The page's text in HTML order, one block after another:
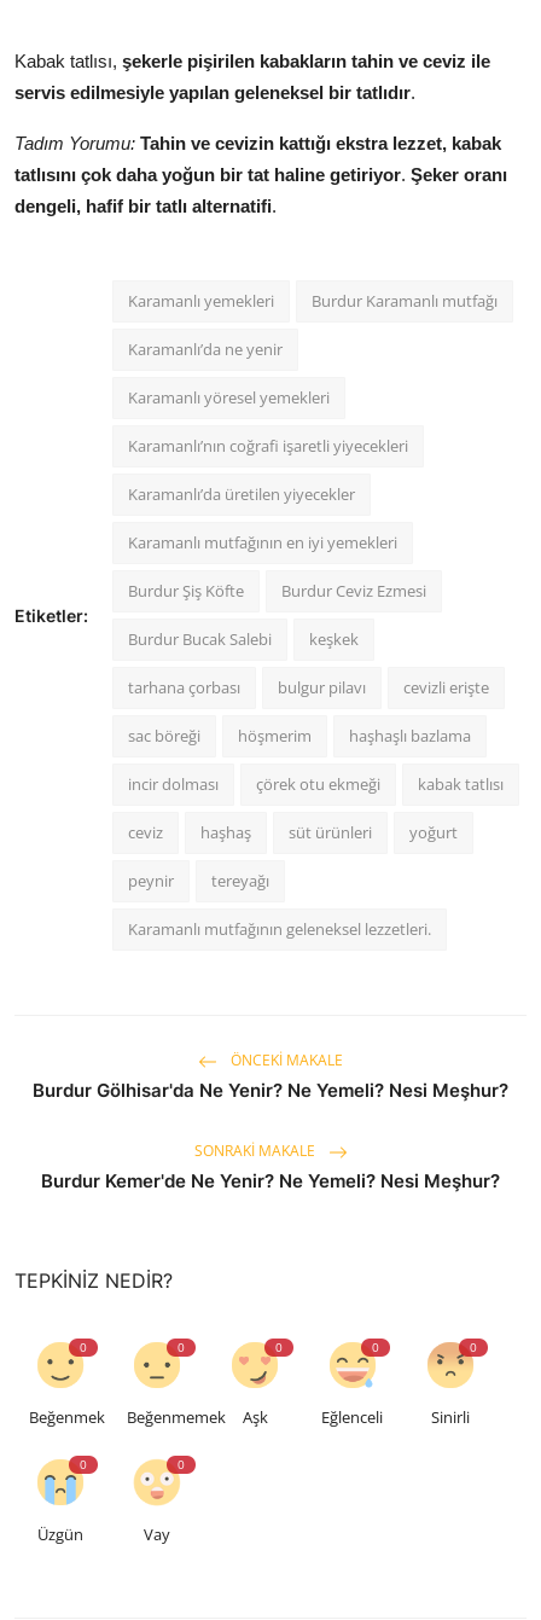
Kabak tatlısı, şekerle pişirilen kabakların tahin ve ceviz ile
servis edilmesiyle yapılan geleneksel bir tatlıdır.
Tadım Yorumu: Tahin ve cevizin kattığı ekstra lezzet, kabak
tatlısını çok daha yoğun bir tat haline getiriyor. Şeker oranı
dengeli, hafif bir tatlı alternatifi.
Etiketler:
Karamanlı yemekleri Burdur Karamanlı mutfağı
Karamanlı’da ne yenir
Karamanlı yöresel yemekleri
Karamanlı’nın coğrafi işaretli yiyecekleri
Karamanlı’da üretilen yiyecekler
Karamanlı mutfağının en iyi yemekleri
Burdur Şiş Köfte Burdur Ceviz Ezmesi
Burdur Bucak Salebi keşkek
tarhana çorbası bulgur pilavı cevizli erişte
sac böreği höşmerim haşhaşlı bazlama
incir dolması çörek otu ekmeği kabak tatlısı
ceviz haşhaş süt ürünleri yoğurt
peynir tereyağı
Karamanlı mutfağının geleneksel lezzetleri.
ÖNCEKI MAKALE
Burdur Gölhisar'da Ne Yenir? Ne Yemeli? Nesi Meşhur?
SONRAKI MAKALE
Burdur Kemer'de Ne Yenir? Ne Yemeli? Nesi Meşhur?
TEPKINIZ NEDIR?
0
Beğenmek
0
Beğenmemek
0
Aşk
0
Eğlenceli
0
Sinirli
0
Üzgün
0
Vay